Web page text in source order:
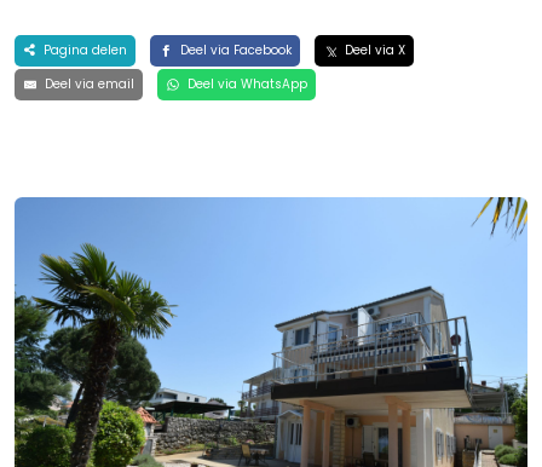
Pagina delen Deel via Facebook
Deel via X
Deel via email
Deel via WhatsApp